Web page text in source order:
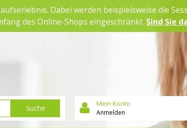
Dabei werden beispielsweise die
des Online-Shops eingeschränkt. Sind Sie
Mein Konto
Anmelden
Suche